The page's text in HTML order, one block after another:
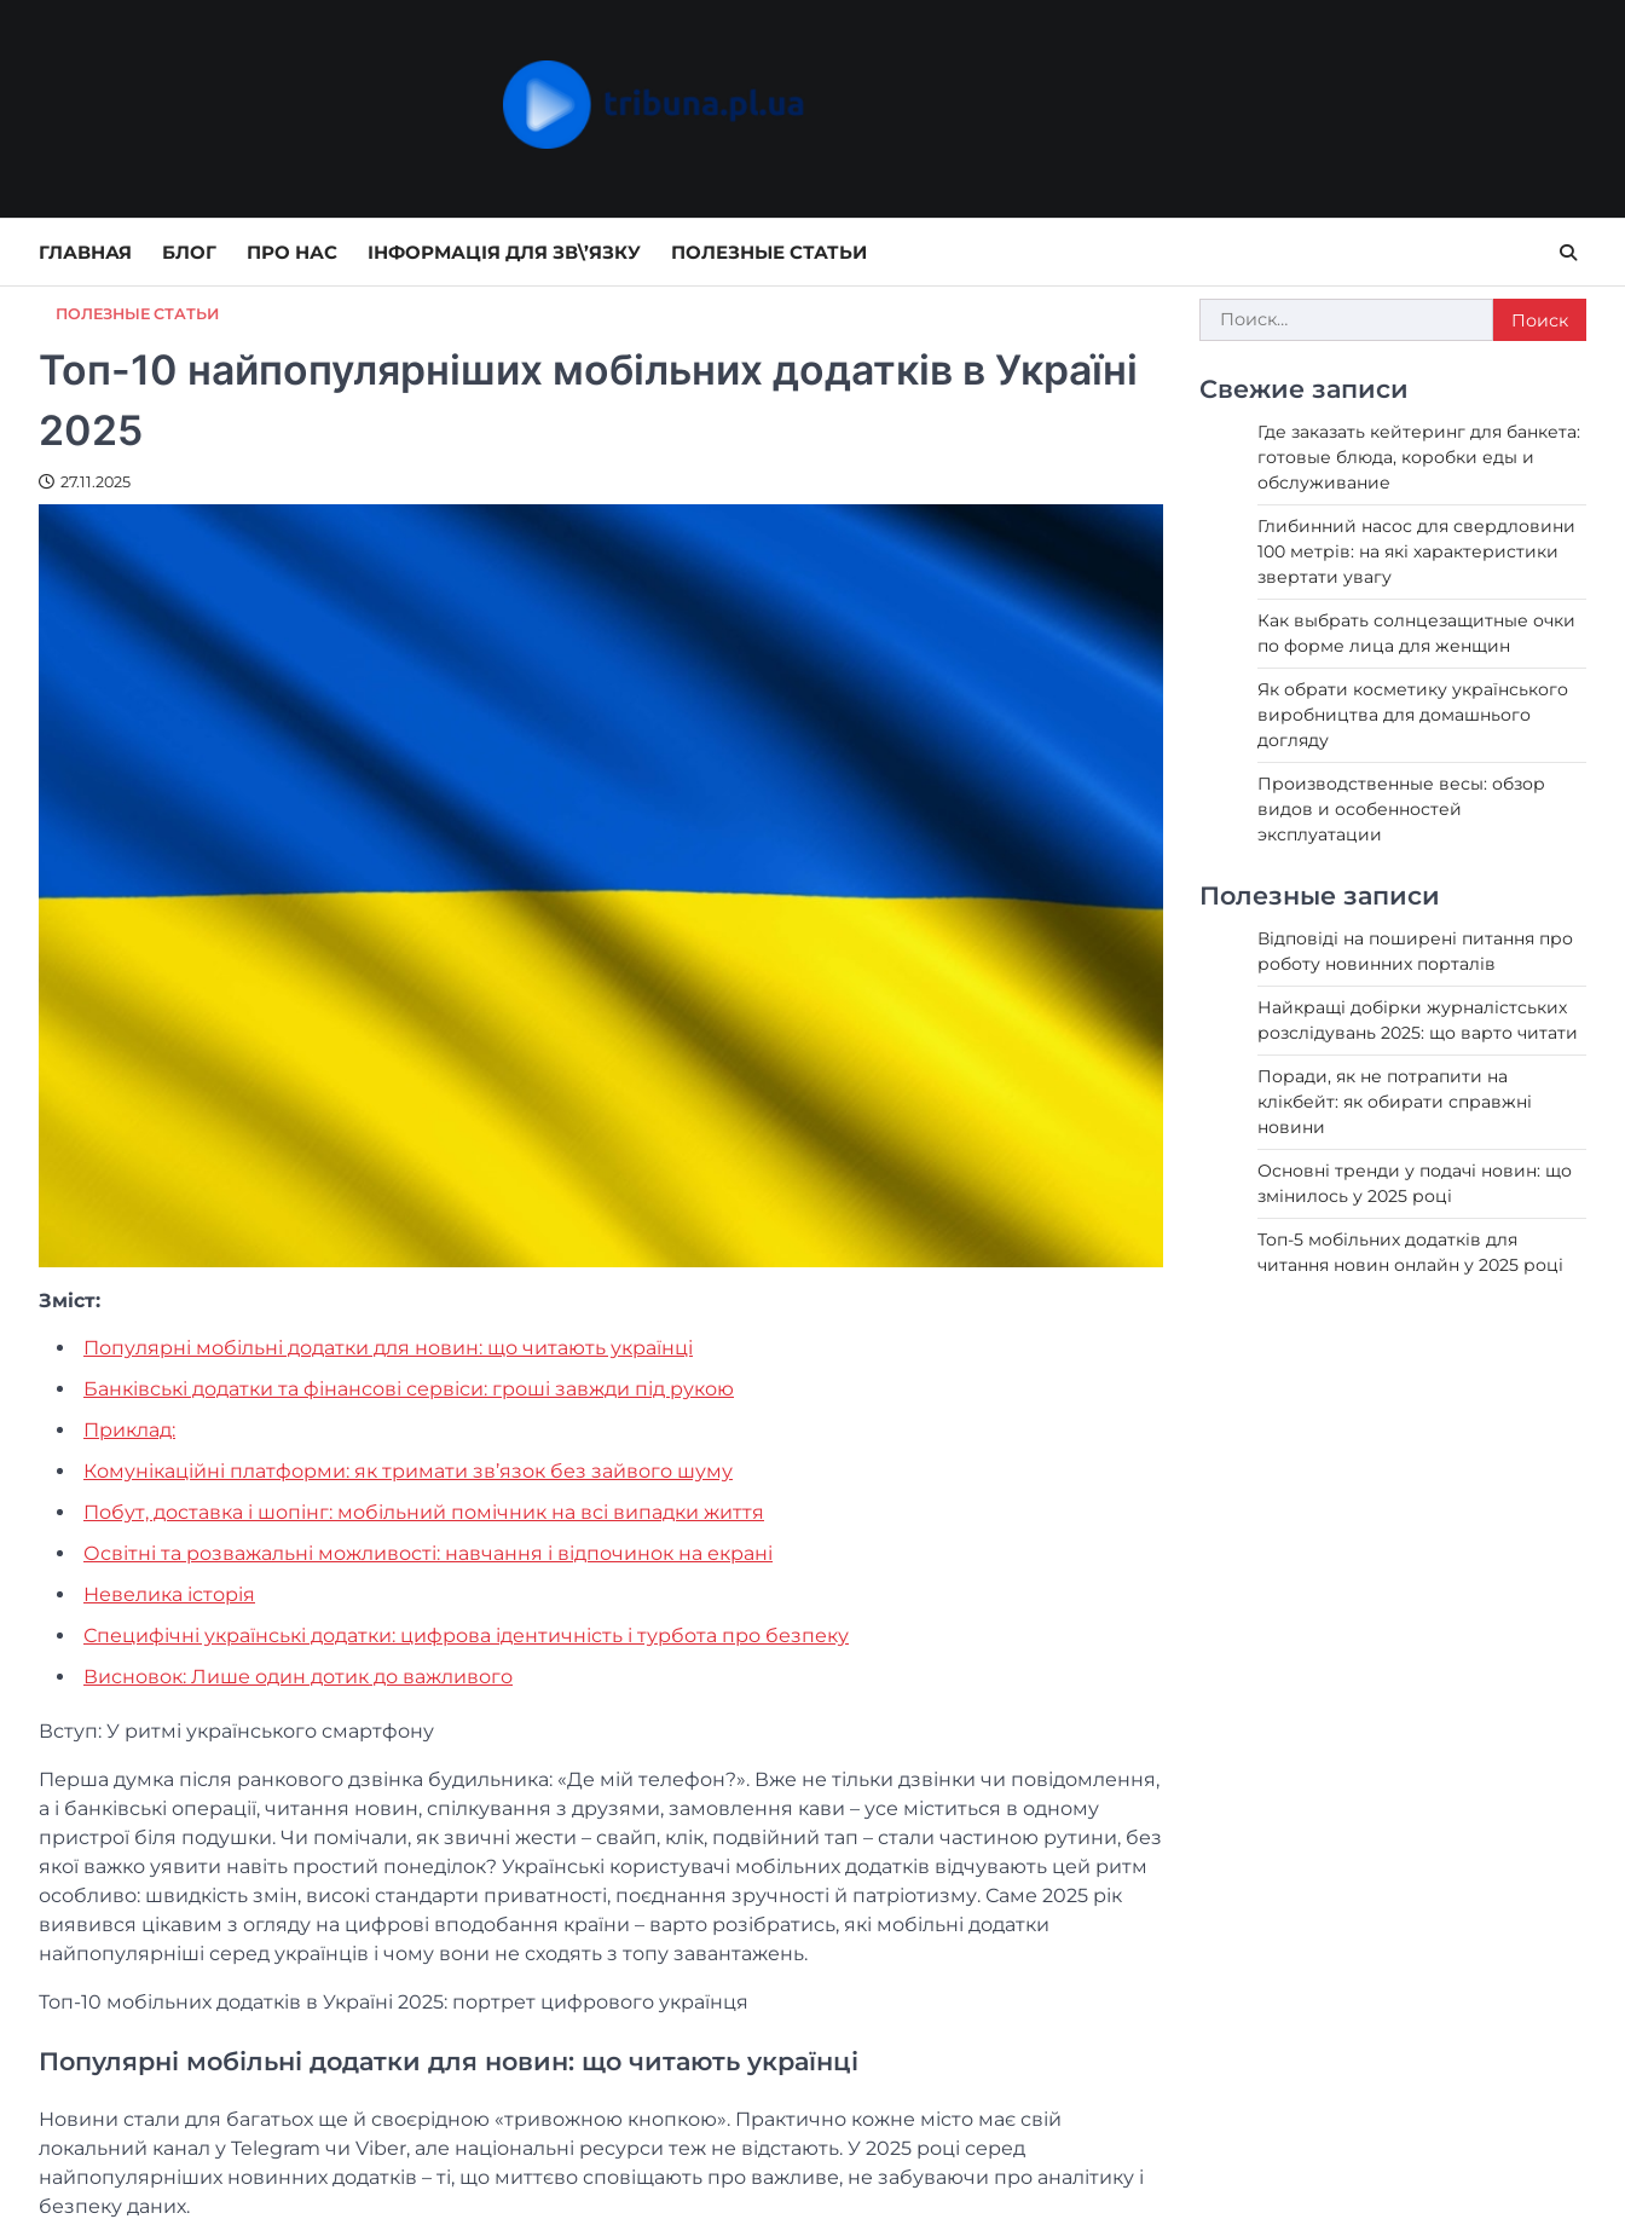
ГЛАВНАЯ БЛОГ ПРО НАС ІНФОРМАЦІЯ ДЛЯ ЗВ\’ЯЗКУ ПОЛЕЗНЫЕ СТАТЬИ
ПОЛЕЗНЫЕ СТАТЬИ
Топ-10 найпопулярніших мобільних додатків в Україні
2025
27.11.2025
Зміст:
Популярні мобільні додатки для новин: що читають українці
Банківські додатки та фінансові сервіси: гроші завжди під рукою
Приклад:
Комунікаційні платформи: як тримати зв’язок без зайвого шуму
Побут, доставка і шопінг: мобільний помічник на всі випадки життя
Освітні та розважальні можливості: навчання і відпочинок на екрані
Невелика історія
Специфічні українські додатки: цифрова ідентичність і турбота про безпеку
Висновок: Лише один дотик до важливого
Вступ: У ритмі українського смартфону
Перша думка після ранкового дзвінка будильника: «Де мій телефон?». Вже не тільки дзвінки чи повідомлення,
а і банківські операції, читання новин, спілкування з друзями, замовлення кави – усе міститься в одному
пристрої біля подушки. Чи помічали, як звичні жести – свайп, клік, подвійний тап – стали частиною рутини, без
якої важко уявити навіть простий понеділок? Українські користувачі мобільних додатків відчувають цей ритм
особливо: швидкість змін, високі стандарти приватності, поєднання зручності й патріотизму. Саме 2025 рік
виявився цікавим з огляду на цифрові вподобання країни – варто розібратись, які мобільні додатки
найпопулярніші серед українців і чому вони не сходять з топу завантажень.
Топ-10 мобільних додатків в Україні 2025: портрет цифрового українця
Популярні мобільні додатки для новин: що читають українці
Новини стали для багатьох ще й своєрідною «тривожною кнопкою». Практично кожне місто має свій
локальний канал у Telegram чи Viber, але національні ресурси теж не відстають. У 2025 році серед
найпопулярніших новинних додатків – ті, що миттєво сповіщають про важливе, не забуваючи про аналітику і
безпеку даних.
Найти:
Свежие записи
Где заказать кейтеринг для банкета:
готовые блюда, коробки еды и
обслуживание
Глибинний насос для свердловини
100 метрів: на які характеристики
звертати увагу
Как выбрать солнцезащитные очки
по форме лица для женщин
Як обрати косметику українського
виробництва для домашнього
догляду
Производственные весы: обзор
видов и особенностей
эксплуатации
Полезные записи
Відповіді на поширені питання про
роботу новинних порталів
Найкращі добірки журналістських
розслідувань 2025: що варто читати
Поради, як не потрапити на
клікбейт: як обирати справжні
новини
Основні тренди у подачі новин: що
змінилось у 2025 році
Топ-5 мобільних додатків для
читання новин онлайн у 2025 році